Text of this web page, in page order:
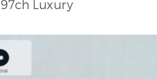
Luxury